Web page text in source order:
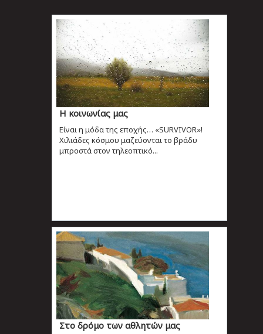
Η κοινωνίας μας
Eίναι η μόδα της εποχής… «SURVIVOR»!
Xιλιάδες κόσμου μαζεύονται το βράδυ
μπροστά στον τηλεοπτικό...
Στο δρόμο των αθλητών μας